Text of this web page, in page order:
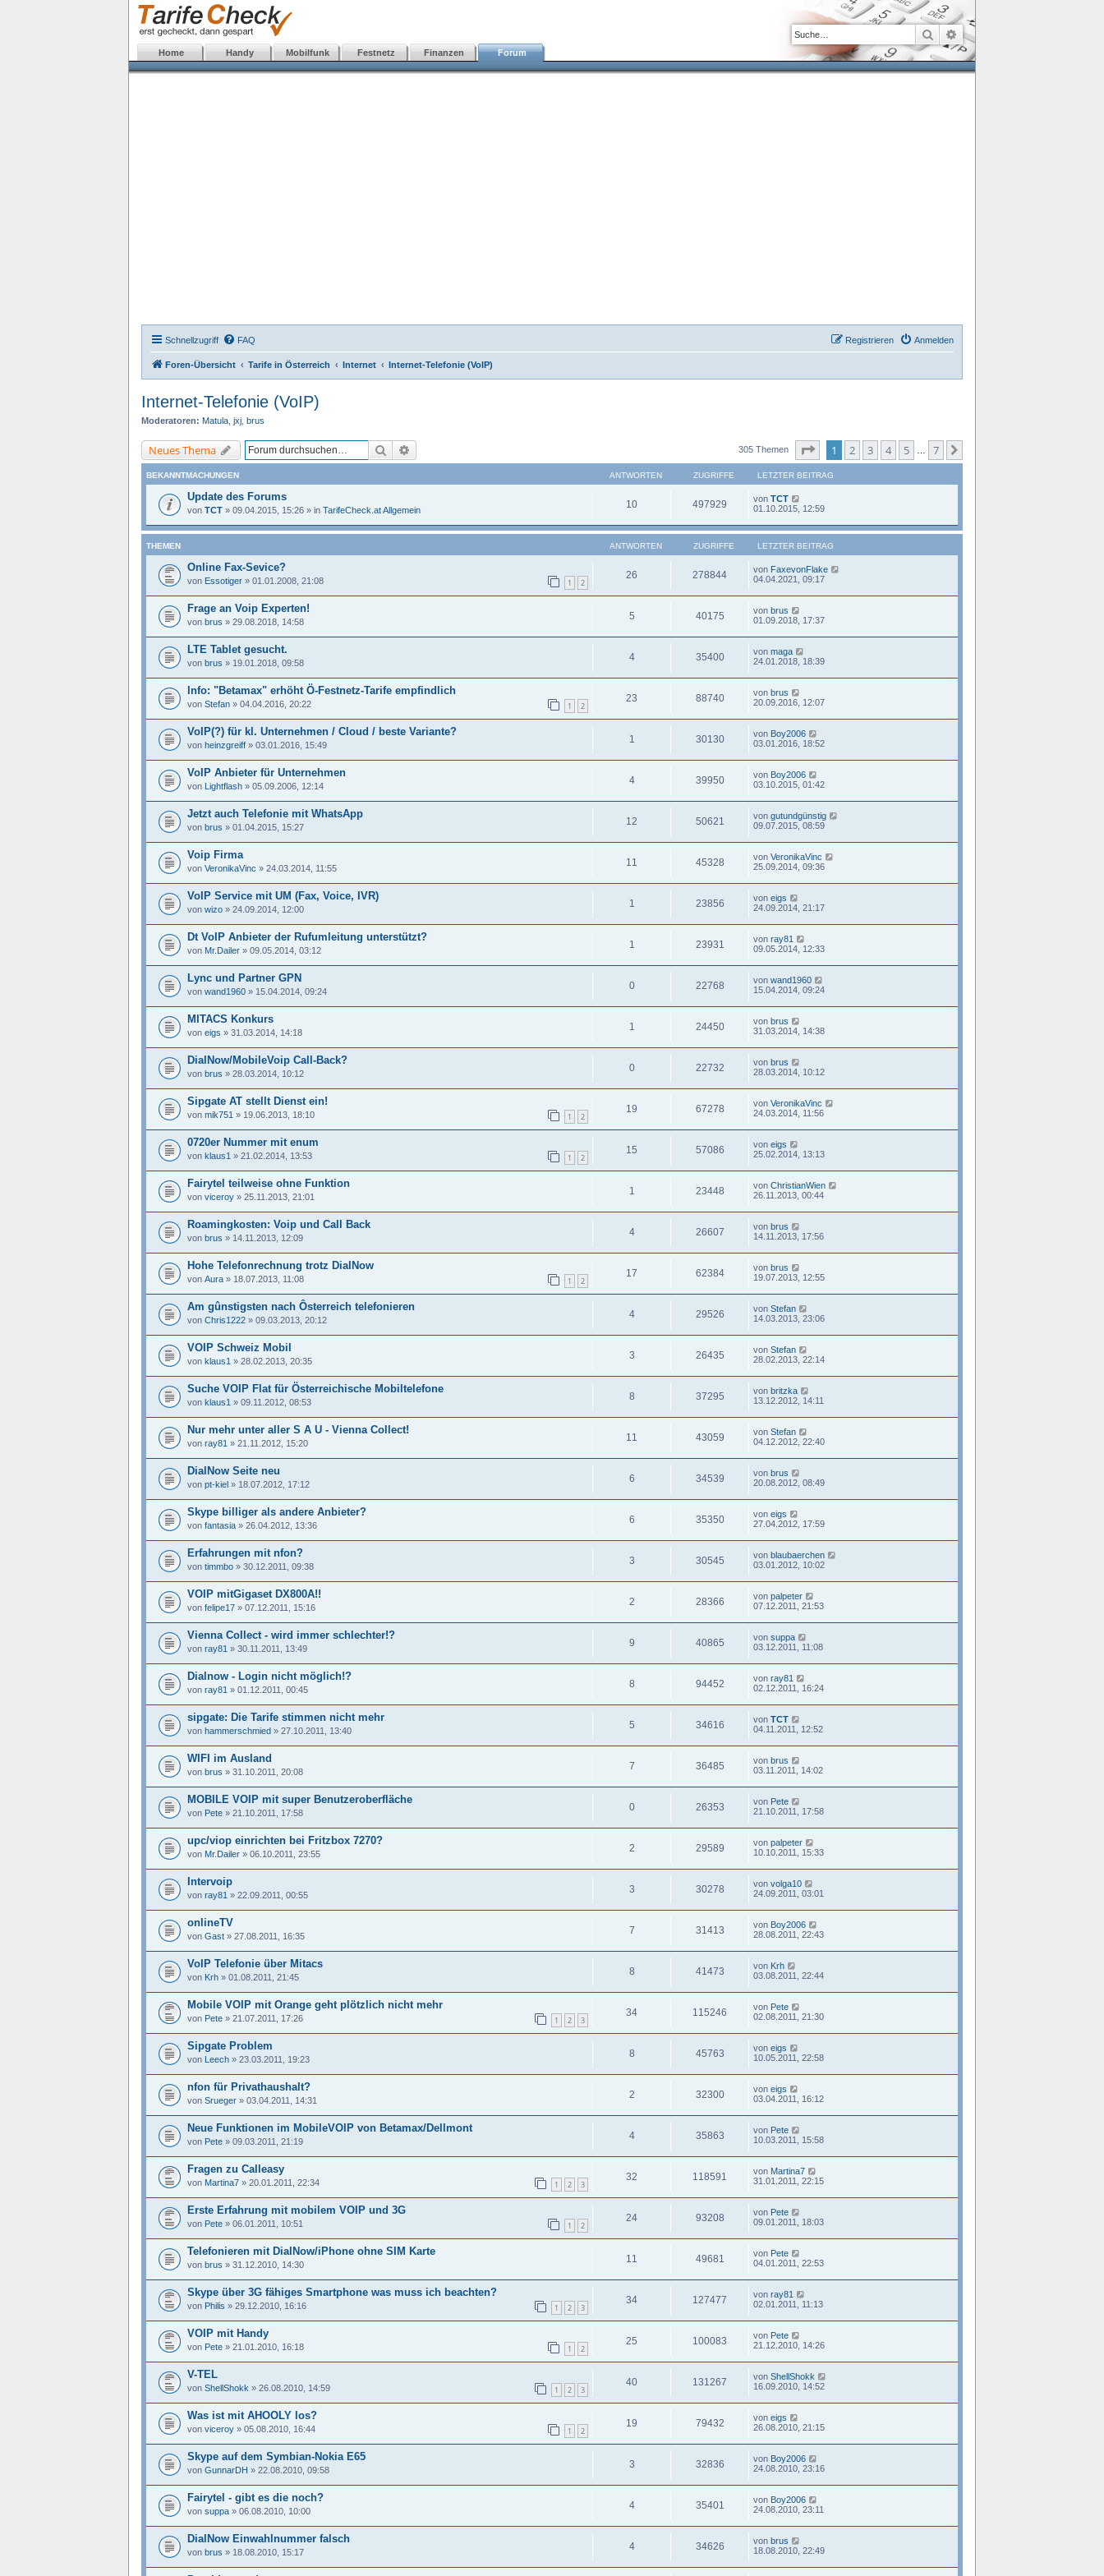
Home Handy Mobilfunk Festnetz Finanzen Forum
SucheErweiterte Suche
Schnellzugriff FAQ Anmelden
Registrieren
Foren-Übersicht Tarife in Österreich Internet Internet-Telefonie (VoIP)
Internet-Telefonie (VoIP)
Moderatoren: Matula jxj brus
Neues Thema Suche 305 Themen Seite von7
1 2 3 4 5 7
BEKANNTMACHUNGEN ANTWORTEN ZUGRIFFE LETZTER BEITRAG
Update des Forums
von TCT » 09.04.2015, 15:26 » in TarifeCheck.at Allgemein
10 497929 von TCT
01.10.2015, 12:59
THEMEN ANTWORTEN ZUGRIFFE LETZTER BEITRAG
Online Fax-Sevice?
von Essotiger » 01.01.2008, 21:08 1 2
26 278844 von FaxevonFlake
04.04.2021, 09:17
Frage an Voip Experten!
von brus » 29.08.2018, 14:58
5 40175 von brus
01.09.2018, 17:37
LTE Tablet gesucht.
von brus » 19.01.2018, 09:58
4 35400 von maga
24.01.2018, 18:39
Info: "Betamax" erhöht Ö-Festnetz-Tarife empfindlich
von Stefan » 04.04.2016, 20:22 1 2
23 88740 von brus
20.09.2016, 12:07
VoIP(?) für kl. Unternehmen / Cloud / beste Variante?
von heinzgreiff » 03.01.2016, 15:49
1 30130 von Boy2006
03.01.2016, 18:52
VoIP Anbieter für Unternehmen
von Lightflash » 05.09.2006, 12:14
4 39950 von Boy2006
03.10.2015, 01:42
Jetzt auch Telefonie mit WhatsApp
von brus » 01.04.2015, 15:27
12 50621 von gutundgünstig
09.07.2015, 08:59
Voip Firma
von VeronikaVinc » 24.03.2014, 11:55
11 45328 von VeronikaVinc
25.09.2014, 09:36
VoIP Service mit UM (Fax, Voice, IVR)
von wizo » 24.09.2014, 12:00
1 23856 von eigs
24.09.2014, 21:17
Dt VoIP Anbieter der Rufumleitung unterstützt?
von Mr.Dailer » 09.05.2014, 03:12
1 23931 von ray81
09.05.2014, 12:33
Lync und Partner GPN
von wand1960 » 15.04.2014, 09:24
0 22768 von wand1960
15.04.2014, 09:24
MITACS Konkurs
von eigs » 31.03.2014, 14:18
1 24450 von brus
31.03.2014, 14:38
DialNow/MobileVoip Call-Back?
von brus » 28.03.2014, 10:12
0 22732 von brus
28.03.2014, 10:12
Sipgate AT stellt Dienst ein!
von mik751 » 19.06.2013, 18:10 1 2
19 67278 von VeronikaVinc
24.03.2014, 11:56
0720er Nummer mit enum
von klaus1 » 21.02.2014, 13:53 1 2
15 57086 von eigs
25.02.2014, 13:13
Fairytel teilweise ohne Funktion
von viceroy » 25.11.2013, 21:01
1 23448 von ChristianWien
26.11.2013, 00:44
Roamingkosten: Voip und Call Back
von brus » 14.11.2013, 12:09
4 26607 von brus
14.11.2013, 17:56
Hohe Telefonrechnung trotz DialNow
von Aura » 18.07.2013, 11:08 1 2
17 62384 von brus
19.07.2013, 12:55
Am gûnstigsten nach Ôsterreich telefonieren
von Chris1222 » 09.03.2013, 20:12
4 29526 von Stefan
14.03.2013, 23:06
VOIP Schweiz Mobil
von klaus1 » 28.02.2013, 20:35
3 26435 von Stefan
28.02.2013, 22:14
Suche VOIP Flat für Österreichische Mobiltelefone
von klaus1 » 09.11.2012, 08:53
8 37295 von britzka
13.12.2012, 14:11
Nur mehr unter aller S A U - Vienna Collect!
von ray81 » 21.11.2012, 15:20
11 43059 von Stefan
04.12.2012, 22:40
DialNow Seite neu
von pt-kiel » 18.07.2012, 17:12
6 34539 von brus
20.08.2012, 08:49
Skype billiger als andere Anbieter?
von fantasia » 26.04.2012, 13:36
6 35350 von eigs
27.04.2012, 17:59
Erfahrungen mit nfon?
von timmbo » 30.12.2011, 09:38
3 30545 von blaubaerchen
03.01.2012, 10:02
VOIP mitGigaset DX800A!!
von felipe17 » 07.12.2011, 15:16
2 28366 von palpeter
07.12.2011, 21:53
Vienna Collect - wird immer schlechter!?
von ray81 » 30.11.2011, 13:49
9 40865 von suppa
03.12.2011, 11:08
Dialnow - Login nicht möglich!?
von ray81 » 01.12.2011, 00:45
8 94452 von ray81
02.12.2011, 16:24
sipgate: Die Tarife stimmen nicht mehr
von hammerschmied » 27.10.2011, 13:40
5 34616 von TCT
04.11.2011, 12:52
WIFI im Ausland
von brus » 31.10.2011, 20:08
7 36485 von brus
03.11.2011, 14:02
MOBILE VOIP mit super Benutzeroberfläche
von Pete » 21.10.2011, 17:58
0 26353 von Pete
21.10.2011, 17:58
upc/viop einrichten bei Fritzbox 7270?
von Mr.Dailer » 06.10.2011, 23:55
2 29589 von palpeter
10.10.2011, 15:33
Intervoip
von ray81 » 22.09.2011, 00:55
3 30278 von volga10
24.09.2011, 03:01
onlineTV
von Gast » 27.08.2011, 16:35
7 31413 von Boy2006
28.08.2011, 22:43
VoIP Telefonie über Mitacs
von Krh » 01.08.2011, 21:45
8 41473 von Krh
03.08.2011, 22:44
Mobile VOIP mit Orange geht plötzlich nicht mehr
von Pete » 21.07.2011, 17:26 1 2 3
34 115246 von Pete
02.08.2011, 21:30
Sipgate Problem
von Leech » 23.03.2011, 19:23
8 45763 von eigs
10.05.2011, 22:58
nfon für Privathaushalt?
von Srueger » 03.04.2011, 14:31
2 32300 von eigs
03.04.2011, 16:12
Neue Funktionen im MobileVOIP von Betamax/Dellmont
von Pete » 09.03.2011, 21:19
4 35863 von Pete
10.03.2011, 15:58
Fragen zu Calleasy
von Martina7 » 20.01.2011, 22:34 1 2 3
32 118591 von Martina7
31.01.2011, 22:15
Erste Erfahrung mit mobilem VOIP und 3G
von Pete » 06.01.2011, 10:51 1 2
24 93208 von Pete
09.01.2011, 18:03
Telefonieren mit DialNow/iPhone ohne SIM Karte
von brus » 31.12.2010, 14:30
11 49681 von Pete
04.01.2011, 22:53
Skype über 3G fähiges Smartphone was muss ich beachten?
von Philis » 29.12.2010, 16:16 1 2 3
34 127477 von ray81
02.01.2011, 11:13
VOIP mit Handy
von Pete » 21.01.2010, 16:18 1 2
25 100083 von Pete
21.12.2010, 14:26
V-TEL
von ShellShokk » 26.08.2010, 14:59 1 2 3
40 131267 von ShellShokk
16.09.2010, 14:52
Was ist mit AHOOLY los?
von viceroy » 05.08.2010, 16:44 1 2
19 79432 von eigs
26.08.2010, 21:15
Skype auf dem Symbian-Nokia E65
von GunnarDH » 22.08.2010, 09:58
3 32836 von Boy2006
24.08.2010, 23:16
Fairytel - gibt es die noch?
von suppa » 06.08.2010, 10:00
4 35401 von Boy2006
24.08.2010, 23:11
DialNow Einwahlnummer falsch
von brus » 18.08.2010, 15:17
4 34626 von brus
18.08.2010, 22:49